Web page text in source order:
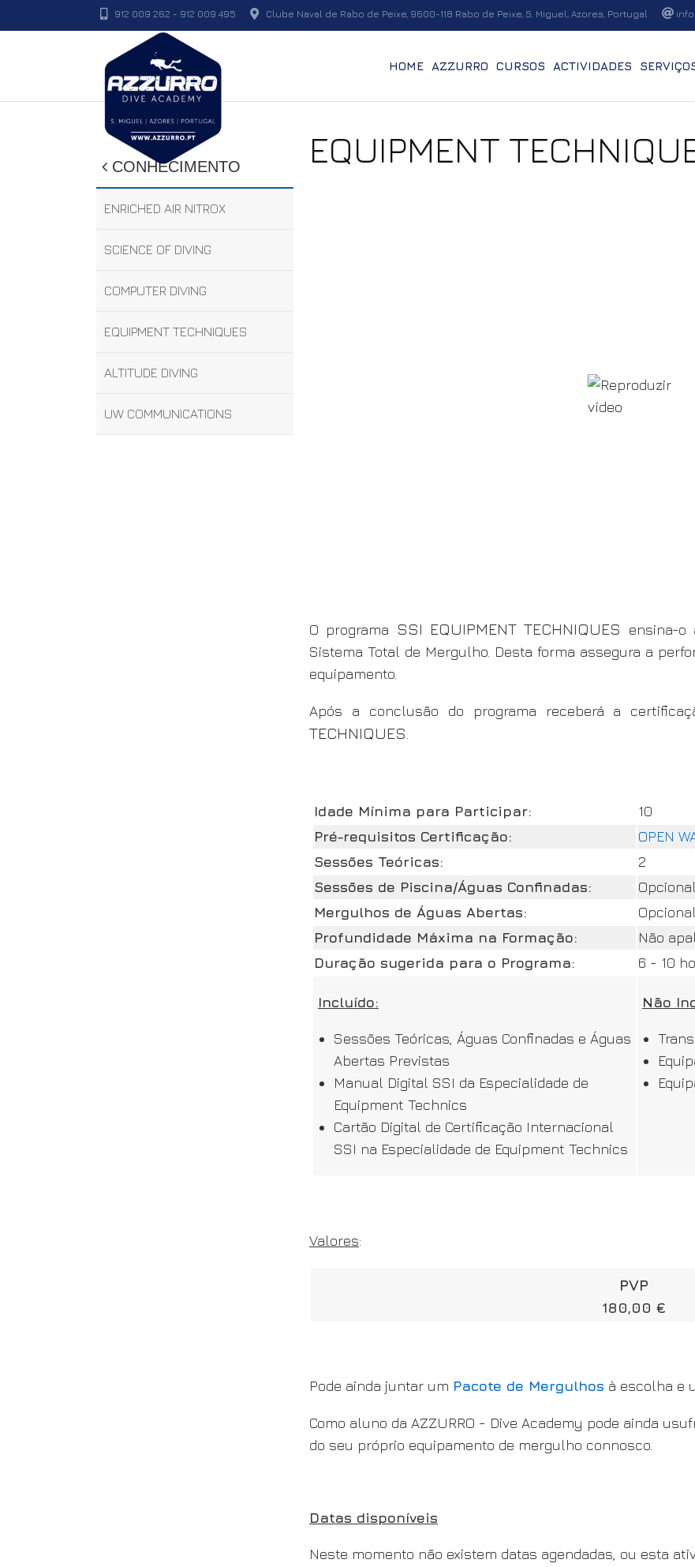
912 009 262 - 912 009 495 Clube Naval de Rabo de Peixe, 9600-118 Rabo de Peixe, S. Miguel, Azores, Portugal
HOME AZZURRO CURSOS ACTIVIDADES
CONHECIMENTO
ENRICHED AIR NITROX
SCIENCE OF DIVING
COMPUTER DIVING
EQUIPMENT TECHNIQUES
ALTITUDE DIVING
UW COMMUNICATIONS
EQUIPMENT
O programa SSI EQUIPMENT TECHNIQUES
ensina-o
Sistema Total de Mergulho. Desta forma assegura a
equipamento.
Após a conclusão do programa receberá a
TECHNIQUES.
Idade Mínima para Participar:
10
Pré-requisitos Certificação:
OPEN
Sessões Teóricas:
2
Sessões de Piscina/Águas Confinadas:
Opcional
Mergulhos de Águas Abertas:
Opcional
Profundidade Máxima na Formação:
Não
Duração sugerida para o Programa:
6 - 10
Incluído:
Sessões Teóricas, Águas Confinadas e Águas
Abertas Previstas
Manual Digital SSI da Especialidade de
Equipment Technics
Cartão Digital de Certificação Internacional
SSI na Especialidade de Equipment Technics
Não
Valores:
PVP
180,00 €
Pode ainda juntar um Pacote de Mergulhos à escolha e
Como aluno da AZZURRO - Dive Academy pode ainda
do seu próprio equipamento de mergulho connosco.
Datas disponíveis
Neste momento não existem datas agendadas, ou esta